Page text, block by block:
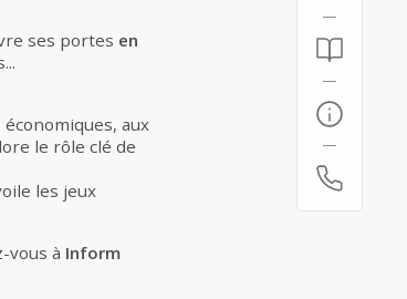
ses portes en
économiques, aux
le rôle clé de
les jeux
vous à Inform